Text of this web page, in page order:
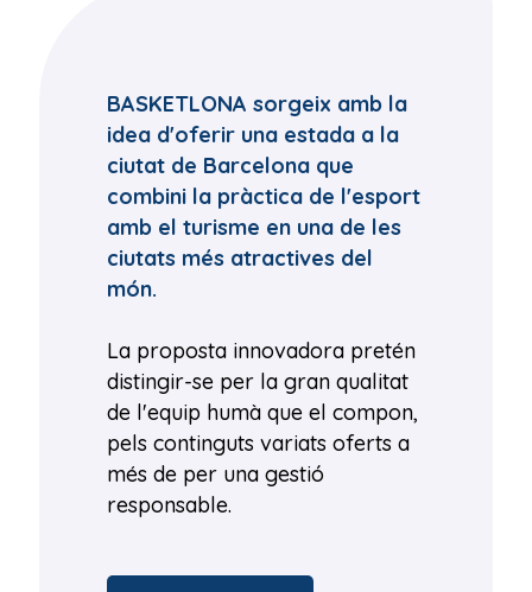
BASKETLONA sorgeix amb la
idea d'oferir una estada a la
ciutat de Barcelona que
combini la pràctica de l'esport
amb el turisme en una de les
ciutats més atractives del
món.
La proposta innovadora pretén
distingir-se per la gran qualitat
de l'equip humà que el compon,
pels continguts variats oferts a
més de per una gestió
responsable.